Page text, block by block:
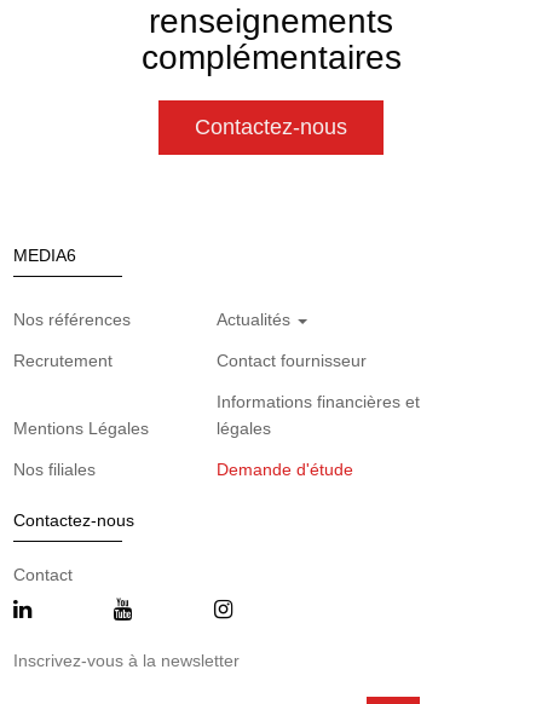
renseignements
complémentaires
Contactez-nous
MEDIA6
Nos références Actualités
Recrutement Contact fournisseur
Mentions Légales
Informations financières et
légales
Nos filiales Demande d'étude
Contactez-nous
Contact
Inscrivez-vous à la newsletter